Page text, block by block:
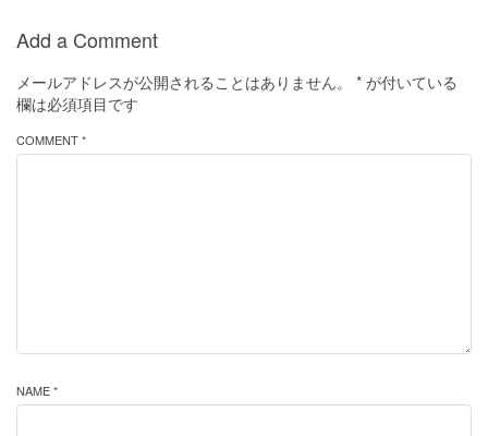
Add a Comment
メールアドレスが公開されることはありません。 * が付いている
欄は必須項目です
COMMENT *
NAME *